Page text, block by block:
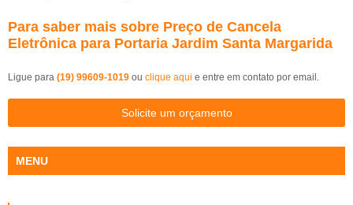
Para saber mais sobre Preço de Cancela
Eletrônica para Portaria Jardim Santa Margarida
Ligue para (19) 99609-1019 ou clique aqui e entre em contato por email.
Solicite um orçamento
MENU